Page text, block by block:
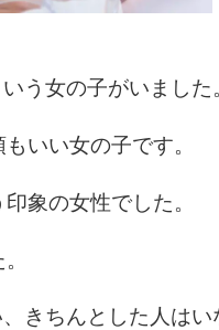
う女の子がいました
いい女の子です。
象の女性でした。
きちんとした人はい